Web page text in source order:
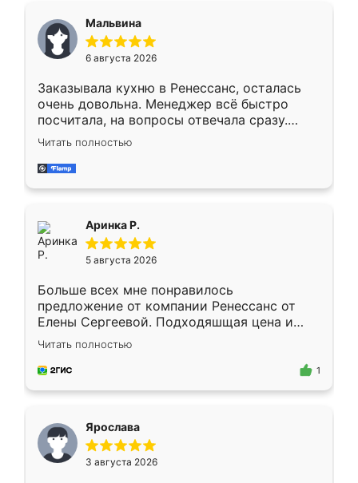
меньше, здесь же он более разнообразный.
Мне нравится ,если что-то потребуется из
мебели буду заказывать только здесь.
Мальвина
6 августа 2026
Заказывала кухню в Ренессанс, осталась
очень довольна. Менеджер всё быстро
посчитала, на вопросы отвечала сразу.
Замерщик приехал в субботу, подошёл к
делу со всей ответственностью. Собрали
за день, ребята работали аккуратно, даже
Читать полностью
Аринка Р.
5 августа 2026
Больше всех мне понравилось
предложение от компании Ренессанс от
Елены Сергеевой. Подходяшщая цена и
короткие сроки изготовления. Приехавший
для замера сотрудник Владислав
предложил по моему эскизу самый
Читать полностью
1
Ярослава
3 августа 2026